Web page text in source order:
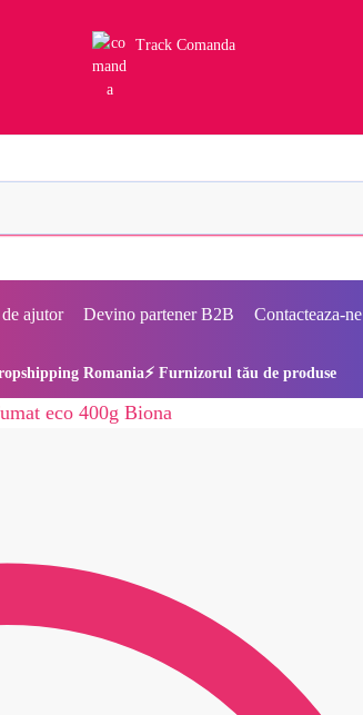
Track Comanda
ajutor Devino partener B2B Contacteaza-ne
Romania⚡ Furnizorul tău de produse